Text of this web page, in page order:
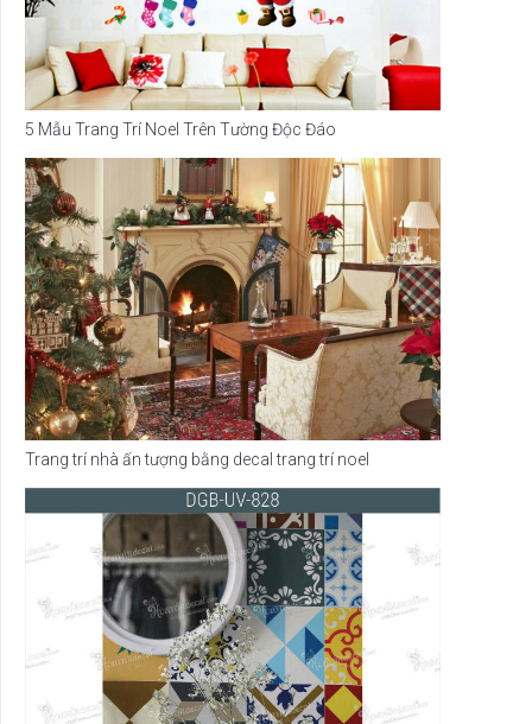
5 Mẫu Trang Trí Noel Trên Tường Độc Đáo
Trang trí nhà ấn tượng bằng decal trang trí noel